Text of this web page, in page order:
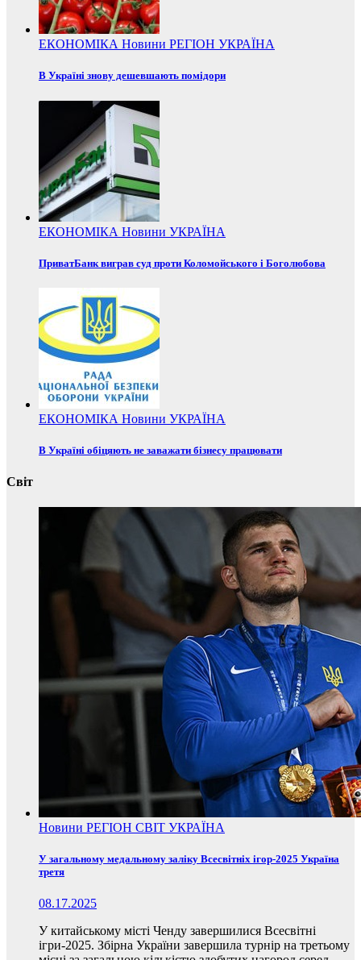
ЕКОНОМІКА Новини РЕГІОН УКРАЇНА
В Україні знову дешевшають помідори
ЕКОНОМІКА Новини УКРАЇНА
ПриватБанк виграв суд проти Коломойського і Боголюбова
ЕКОНОМІКА Новини УКРАЇНА
В Україні обіцяють не заважати бізнесу працювати
Світ
Новини РЕГІОН СВІТ УКРАЇНА
У загальному медальному заліку Всесвітніх ігор-2025 Україна
третя
08.17.2025
У китайському місті Ченду завершилися Всесвітні
ігри-2025. Збірна України завершила турнір на третьому